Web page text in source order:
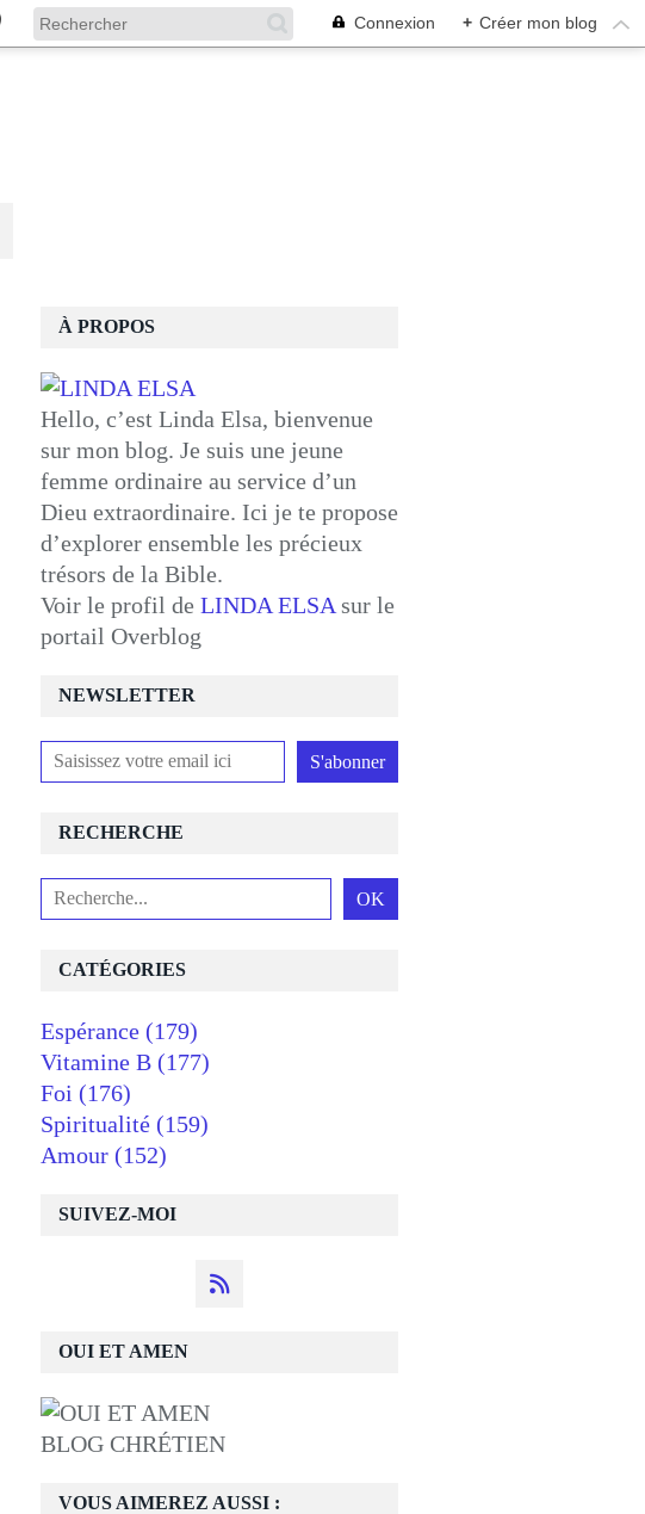
Connexion + Créer mon blog
NEWSLETTER
SUIVEZ-MOI
RECHERCHE
OUI ET AMEN
BLOG CHRÉTIEN
À PROPOS
Hello, c’est Linda Elsa, bienvenue
sur mon blog. Je suis une jeune
femme ordinaire au service d’un
Dieu extraordinaire. Ici je te propose
d’explorer ensemble les précieux
trésors de la Bible.
Voir le profil de LINDA ELSA sur le
portail Overblog
VOUS AIMEREZ AUSSI :
CATÉGORIES
Espérance (179)
Vitamine B (177)
Foi (176)
Spiritualité (159)
Amour (152)